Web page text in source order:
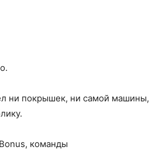
ни покрышек, ни самой машины,
команды